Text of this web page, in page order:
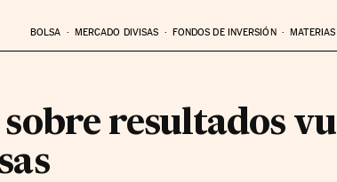
BOLSA MERCADO DIVISAS FONDOS DE INVERSIÓN
resultados